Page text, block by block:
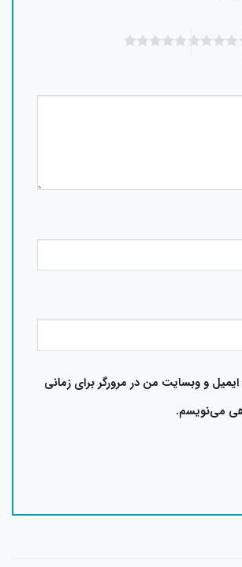
ایمیل و وبسایت من در مرورگر برای زمانی
می‌نویسم.